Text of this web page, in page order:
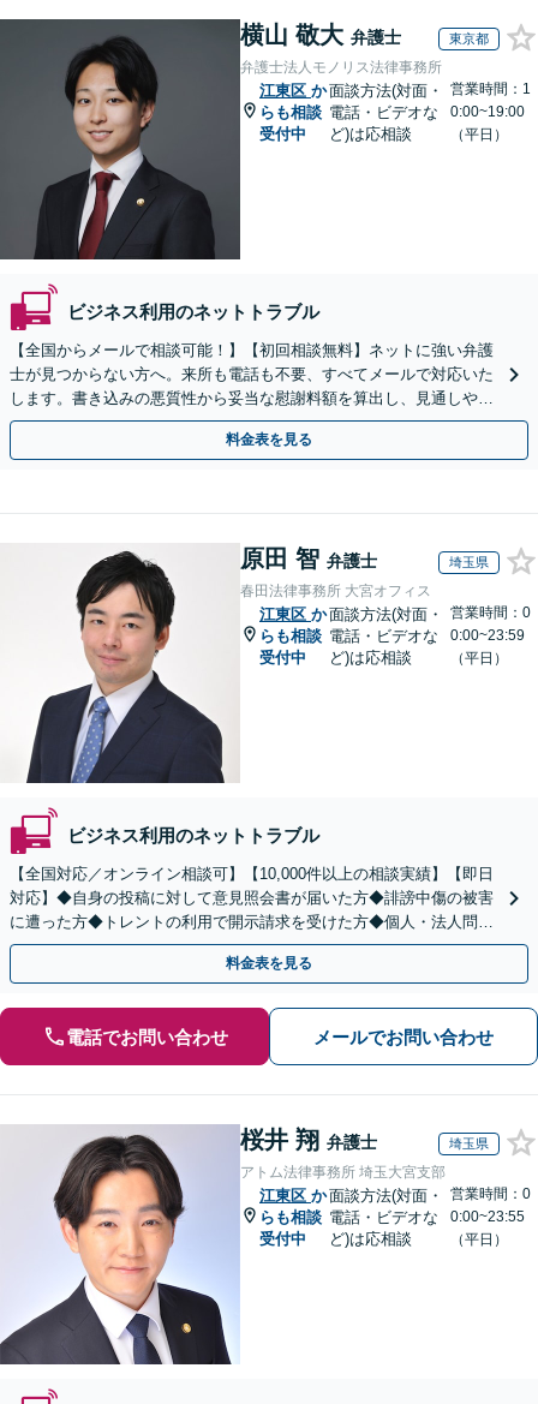
横山 敬大 弁護士 東京都
弁護士法人モノリス法律事務所
江東区 か
らも相談
受付中
面談方法(対面・
電話・ビデオな
ど)は応相談
営業時間：1
0:00~19:00
（平日）
ビジネス利用のネットトラブル
【全国からメールで相談可能！】【初回相談無料】ネットに強い弁護
士が見つからない方へ。来所も電話も不要、すべてメールで対応いた
します。書き込みの悪質性から妥当な慰謝料額を算出し、見通しや費
用面のリスクも包み隠さずお伝えしサポートします。
料金表を見る
原田 智 弁護士 埼玉県
春田法律事務所 大宮オフィス
江東区 か
らも相談
受付中
面談方法(対面・
電話・ビデオな
ど)は応相談
営業時間：0
0:00~23:59
（平日）
ビジネス利用のネットトラブル
【全国対応／オンライン相談可】【10,000件以上の相談実績】【即日
対応】◆自身の投稿に対して意見照会書が届いた方◆誹謗中傷の被害
に遭った方◆トレントの利用で開示請求を受けた方◆個人・法人問わ
ず対応◎【来所不要／LINE相談可】
料金表を見る
電話でお問い合わせ メールでお問い合わせ
桜井 翔 弁護士 埼玉県
アトム法律事務所 埼玉大宮支部
江東区 か
らも相談
受付中
面談方法(対面・
電話・ビデオな
ど)は応相談
営業時間：0
0:00~23:55
（平日）